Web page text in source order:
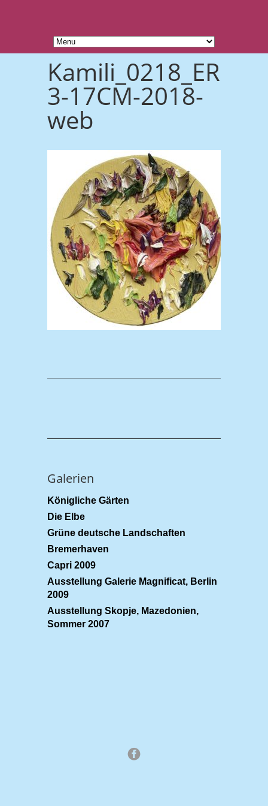
3-17CM-2018-
web
Galerien
Königliche Gärten
Die Elbe
Grüne deutsche Landschaften
Bremerhaven
Capri 2009
Ausstellung Galerie Magnificat, Berlin
2009
Ausstellung Skopje, Mazedonien,
Sommer 2007